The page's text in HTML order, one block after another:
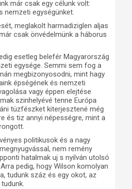
már csak egy célunk volt:
nemzeti egységünket.
meglakolt harmadiziglen aljas
csak önvédelmünk a háborus
esetleg belefér Magyarország
egysége. Semmi sem fog a
megbizonyosodni, mint hagy
épségének és nemzeti
vagy éppen elejtése
szinhelyévé tenne Európa
tüzfészket kiterjesztené még
és tiz annyi népességre, mint a
politikusok és a nagy
nem remény
hatalmak uj s nyilván utolsó
pedig, hogy Wilson komolyan
tudunk száz és egy okot, az